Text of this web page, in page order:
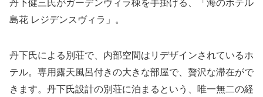
丹下健三氏がガーデンヴィラ棟を手掛ける、「海のホテル
島花 レジデンスヴィラ」。
丹下氏による別荘で、内部空間はリデザインされているホ
テル。専用露天風呂付きの大きな部屋で、贅沢な滞在がで
きます。丹下氏設計の別荘に泊まるという、唯一無二の経